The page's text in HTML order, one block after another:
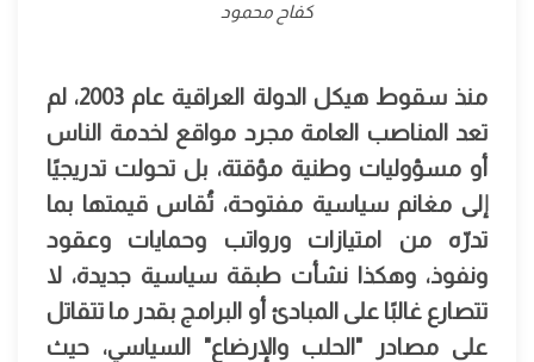
كفاح محمود
منذ سقوط هيكل الدولة العراقية عام 2003، لم
تعد المناصب العامة مجرد مواقع لخدمة الناس
أو مسؤوليات وطنية مؤقتة، بل تحولت تدريجيًا
إلى مغانم سياسية مفتوحة، تُقاس قيمتها بما
تدرّه من امتيازات ورواتب وحمايات وعقود
ونفوذ، وهكذا نشأت طبقة سياسية جديدة، لا
تتصارع غالبًا على المبادئ أو البرامج بقدر ما تتقاتل
على مصادر "الحلب والإرضاع" السياسي، حيث